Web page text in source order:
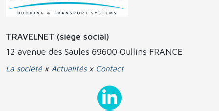
TRAVELNET (siège social)
12 avenue des Saules 69600 Oullins FRANCE
La société x Actualitésx Contact